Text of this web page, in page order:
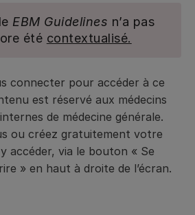
EBM Guidelines n’a pas
été contextualisé.
connecter pour accéder à ce
est réservé aux médecins
de médecine générale.
ou créez gratuitement votre
accéder, via le bouton « Se
» en haut à droite de l’écran.